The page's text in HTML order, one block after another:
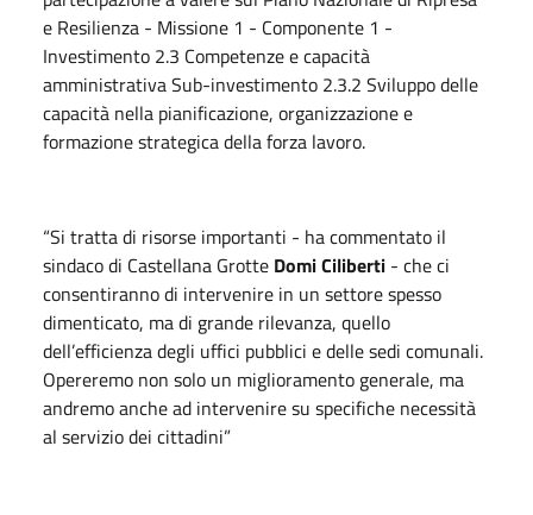
e Resilienza - Missione 1 - Componente 1 -
Investimento 2.3 Competenze e capacità
amministrativa Sub-investimento 2.3.2 Sviluppo delle
capacità nella pianificazione, organizzazione e
formazione strategica della forza lavoro.
“Si tratta di risorse importanti - ha commentato il
sindaco di Castellana Grotte Domi Ciliberti - che ci
consentiranno di intervenire in un settore spesso
dimenticato, ma di grande rilevanza, quello
dell’efficienza degli uffici pubblici e delle sedi comunali.
Opereremo non solo un miglioramento generale, ma
andremo anche ad intervenire su specifiche necessità
al servizio dei cittadini”